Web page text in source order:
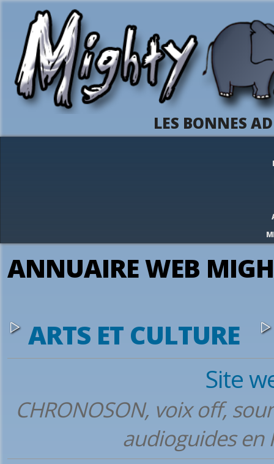
LES BONNES
ANNUAIRE WEB
ARTS ET CULTURE
Site
CHRONOSON, voix off,
audioguides en